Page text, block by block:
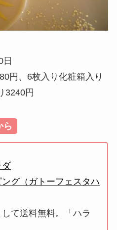
円、6枚入り化粧箱入り
3240円
ら
ダ
グ（ガトーフェスタハ
て送料無料。「ハラ